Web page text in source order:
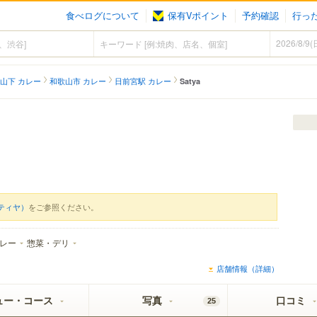
食べログについて 保有Vポイント 予約確認 行っ
下 カレー 和歌山市 カレー 日前宮駅 カレー Satya
ヤ） をご参照ください。
ー 惣菜・デリ
店舗情報（詳細）
ー・コース 写真 25 口コミ